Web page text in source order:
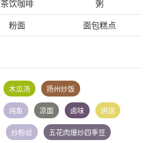
茶饮咖啡 粥
粉面 面包糕点
木瓜汤 扬州炒饭
炖鱼 凉面 卤味 烘焙
炒粉丝 五花肉爆炒四季豆